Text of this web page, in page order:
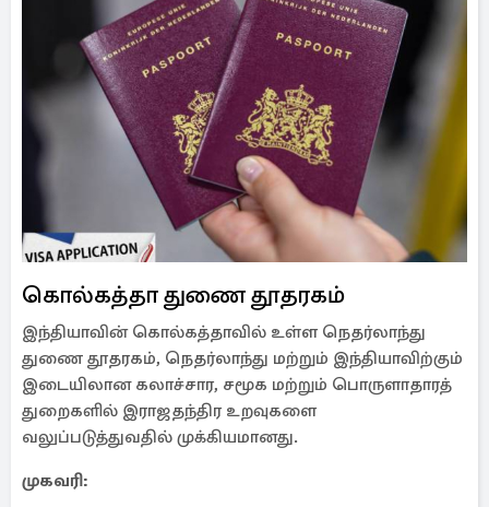
கொல்கத்தா துணை தூதரகம்
இந்தியாவின் கொல்கத்தாவில் உள்ள நெதர்லாந்து
துணை தூதரகம், நெதர்லாந்து மற்றும் இந்தியாவிற்கும்
இடையிலான கலாச்சார, சமூக மற்றும் பொருளாதாரத்
துறைகளில் இராஜதந்திர உறவுகளை
வலுப்படுத்துவதில் முக்கியமானது.
முகவரி: